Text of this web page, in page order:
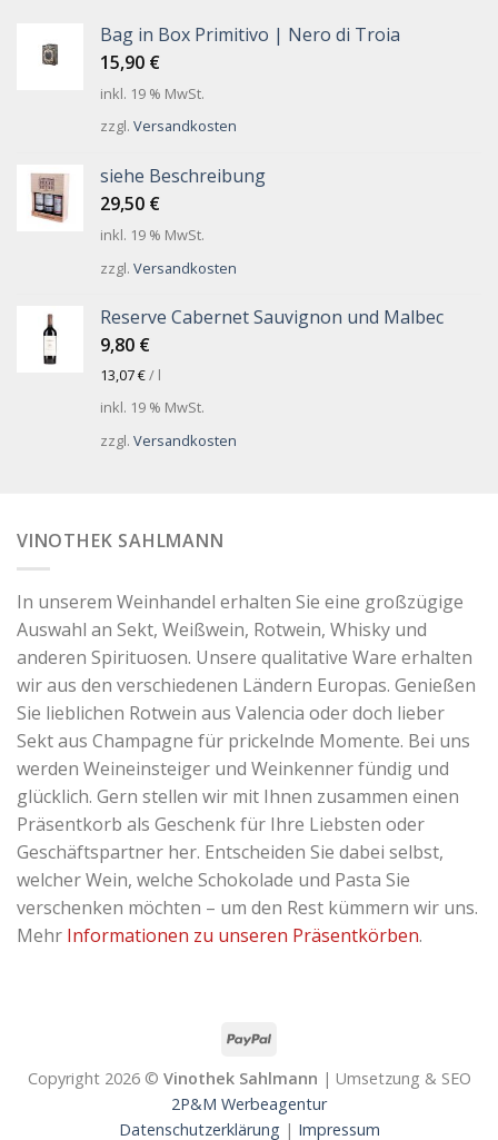
Bag in Box Primitivo | Nero di Troia
15,90 €
inkl. 19 % MwSt.
zzgl. Versandkosten
siehe Beschreibung
29,50 €
inkl. 19 % MwSt.
zzgl. Versandkosten
Reserve Cabernet Sauvignon und Malbec
9,80 €
13,07€/ l
inkl. 19 % MwSt.
zzgl. Versandkosten
VINOTHEK SAHLMANN
In unserem Weinhandel erhalten Sie eine großzügige
Auswahl an Sekt, Weißwein, Rotwein, Whisky und
anderen Spirituosen. Unsere qualitative Ware erhalten
wir aus den verschiedenen Ländern Europas. Genießen
Sie lieblichen Rotwein aus Valencia oder doch lieber
Sekt aus Champagne für prickelnde Momente. Bei uns
werden Weineinsteiger und Weinkenner fündig und
glücklich. Gern stellen wir mit Ihnen zusammen einen
Präsentkorb als Geschenk für Ihre Liebsten oder
Geschäftspartner her. Entscheiden Sie dabei selbst,
welcher Wein, welche Schokolade und Pasta Sie
verschenken möchten – um den Rest kümmern wir uns.
Mehr Informationen zu unseren Präsentkörben.
Copyright 2026 © Vinothek Sahlmann | Umsetzung & SEO
2P&M Werbeagentur
Datenschutzerklärung | Impressum